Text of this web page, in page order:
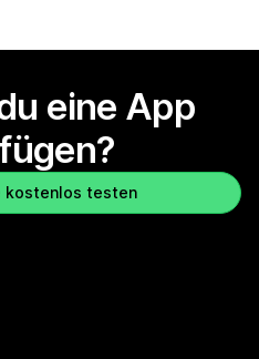
eine App
kostenlos testen